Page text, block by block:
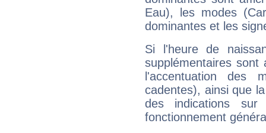
Eau), les modes
dominantes et les
Si l'heure de
supplémentaires sont
l'accentuation des
cadentes), ainsi que
des indications sur
fonctionnement